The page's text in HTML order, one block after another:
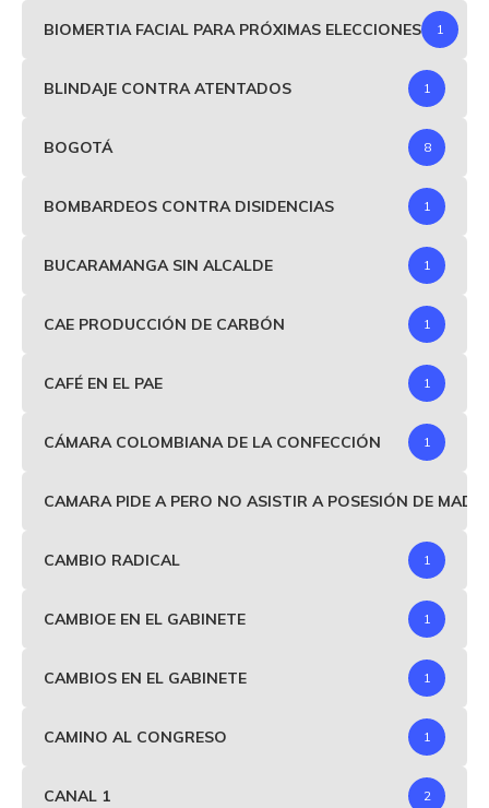
BIOMERTIA FACIAL PARA PRÓXIMAS ELECCIONES 1
BLINDAJE CONTRA ATENTADOS 1
BOGOTÁ 8
BOMBARDEOS CONTRA DISIDENCIAS 1
BUCARAMANGA SIN ALCALDE 1
CAE PRODUCCIÓN DE CARBÓN 1
CAFÉ EN EL PAE 1
CÁMARA COLOMBIANA DE LA CONFECCIÓN 1
CAMARA PIDE A PERO NO ASISTIR A POSESIÓN DE
CAMBIO RADICAL 1
CAMBIOE EN EL GABINETE 1
CAMBIOS EN EL GABINETE 1
CAMINO AL CONGRESO 1
CANAL 1 2